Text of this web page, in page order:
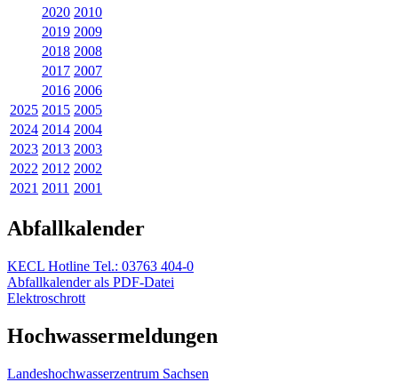
2020 2010
2019 2009
2018 2008
2017 2007
2016 2006
2025 2015 2005
2024 2014 2004
2023 2013 2003
2022 2012 2002
2021 2011 2001
Abfallkalender
KECL Hotline Tel.: 03763 404-0
Abfallkalender als PDF-Datei
Elektroschrott
Hochwassermeldungen
Landeshochwas­serzentrum Sachsen